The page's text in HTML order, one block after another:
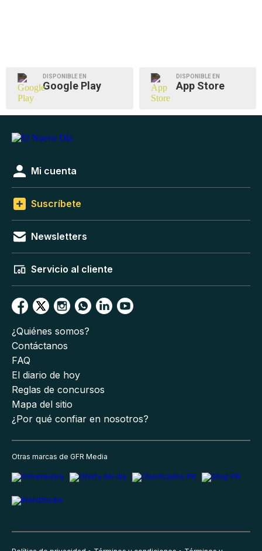
DISPONIBLE EN
Google Play
DISPONIBLE EN
App Store
Mi cuenta
Suscríbete
Newsletters
Servicio al cliente
¿Quiénes somos?
Contáctanos
FAQ
El diario de hoy
Reglas de concursos
Mapa del sitio
¿Por qué confiar en nosotros?
Otras marcas de GFR Media